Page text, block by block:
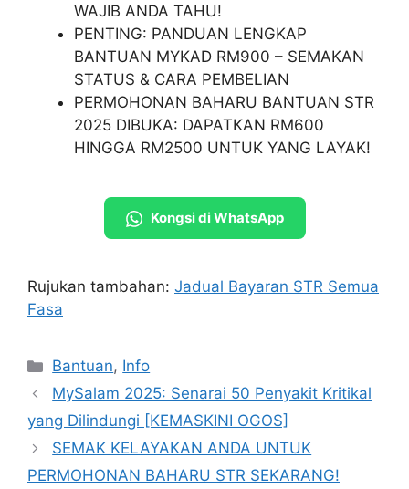
WAJIB ANDA TAHU!
PENTING: PANDUAN LENGKAP
BANTUAN MYKAD RM900 – SEMAKAN
STATUS & CARA PEMBELIAN
PERMOHONAN BAHARU BANTUAN STR
2025 DIBUKA: DAPATKAN RM600
HINGGA RM2500 UNTUK YANG LAYAK!
Kongsi di WhatsApp
Rujukan tambahan: Jadual Bayaran STR Semua
Fasa
Categories
Bantuan, Info
MySalam 2025: Senarai 50 Penyakit Kritikal
yang Dilindungi [KEMASKINI OGOS]
SEMAK KELAYAKAN ANDA UNTUK
PERMOHONAN BAHARU STR SEKARANG!